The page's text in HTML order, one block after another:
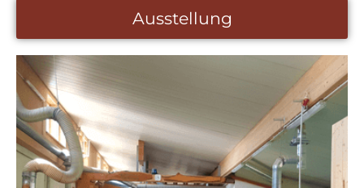
Unsere Ausstellung ist von montags bis freitags von
8.00 bis 12.00 Uhr geöffnet. Gerne auch zu anderen
Zeiten nach telefonischer Vereinbarung unter
06652/8560.
Ausstellung